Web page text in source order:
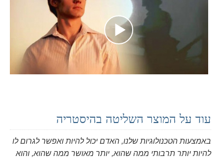
עוד על המוצר השליטה בהיסטריה
באמצעות הטכנולוגיות שלנו, האדם יכול להיות ואפשר לגרום לו
להיות יותר תרבותי ממה שהוא, יותר מאושר ממה שהוא, והוא